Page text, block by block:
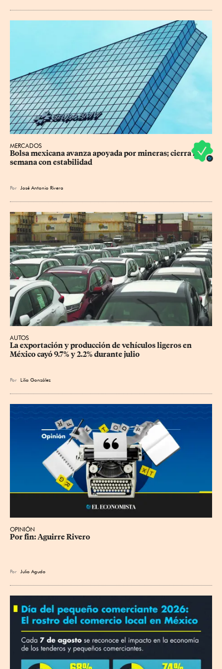
MERCADOS
Bolsa mexicana avanza apoyada por mineras; cierra la
semana con estabilidad
Por José Antonio Rivera
AUTOS
La exportación y producción de vehículos ligeros en
México cayó 9.7% y 2.2% durante julio
Por Lilia González
OPINIÓN
Por fin: Aguirre Rivero
Por Julio Agudo